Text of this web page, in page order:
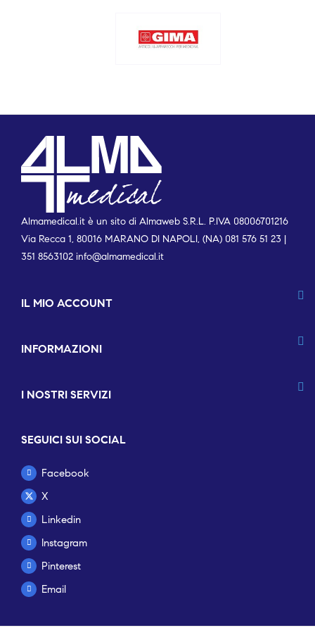
Almamedical.it è un sito di Almaweb S.R.L. P.IVA 08006701216
Via Recca 1, 80016 MARANO DI NAPOLI, (NA) 081 576 51 23 |
351 8563102 info@almamedical.it
IL MIO ACCOUNT
INFORMAZIONI
I NOSTRI SERVIZI
SEGUICI SUI SOCIAL
Facebook
X
Linkedin
Instagram
Pinterest
Email